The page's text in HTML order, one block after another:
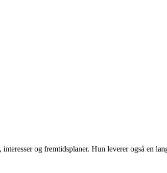
og fremtidsplaner. Hun leverer også en